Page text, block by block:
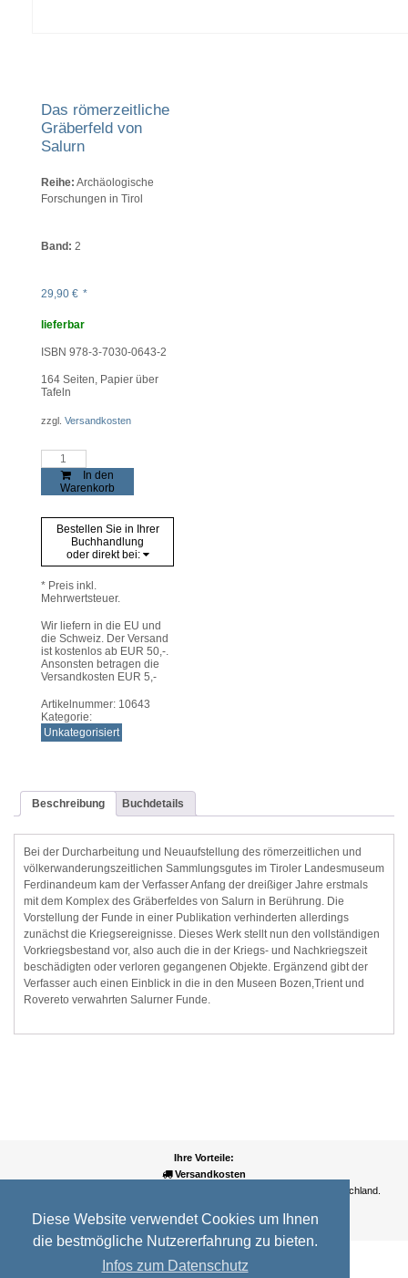
Diese Website verwendet Cookies um Ihnen
die bestmögliche Nutzererfahrung zu bieten.
Infos zum Datenschutz
Das römerzeitliche
Gräberfeld von
Salurn
Reihe: Archäologische
Forschungen in Tirol
Band: 2
29,90 € *
lieferbar
ISBN 978-3-7030-0643-2
164 Seiten, Papier über
Tafeln
zzgl. Versandkosten
römerzeitliche
Gräberfeld
von
Menge
In den
Warenkorb
Bestellen Sie in Ihrer
Buchhandlung
oder direkt bei:
* Preis inkl.
Mehrwertsteuer.
Wir liefern in die EU und
die Schweiz. Der Versand
ist kostenlos ab EUR 50,-.
Ansonsten betragen die
Versandkosten EUR 5,-
Artikelnummer: 10643
Kategorie:
Unkategorisiert
Beschreibung Buchdetails
Bei der Durcharbeitung und Neuaufstellung des römerzeitlichen und
völkerwanderungszeitlichen Sammlungsgutes im Tiroler Landesmuseum
Ferdinandeum kam der Verfasser Anfang der dreißiger Jahre erstmals
mit dem Komplex des Gräberfeldes von Salurn in Berührung. Die
Vorstellung der Funde in einer Publikation verhinderten allerdings
zunächst die Kriegsereignisse. Dieses Werk stellt nun den vollständigen
Vorkriegsbestand vor, also auch die in der Kriegs- und Nachkriegszeit
beschädigten oder verloren gegangenen Objekte. Ergänzend gibt der
Verfasser auch einen Einblick in die in den Museen Bozen,Trient und
Rovereto verwahrten Salurner Funde.
Ihre Vorteile:
Versandkosten
Wir liefern kostenlos ab EUR 50,- Bestellwert nach Österreich und Deutschland.
Wir akzeptieren Kreditkarte, PayPal, Sofortüberweisung